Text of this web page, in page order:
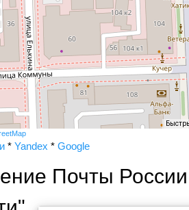
* Yandex * Google
Почты